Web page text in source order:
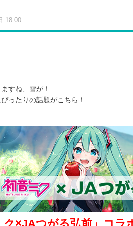
18:00
すね、雪が！
ったりの話題がこちら！